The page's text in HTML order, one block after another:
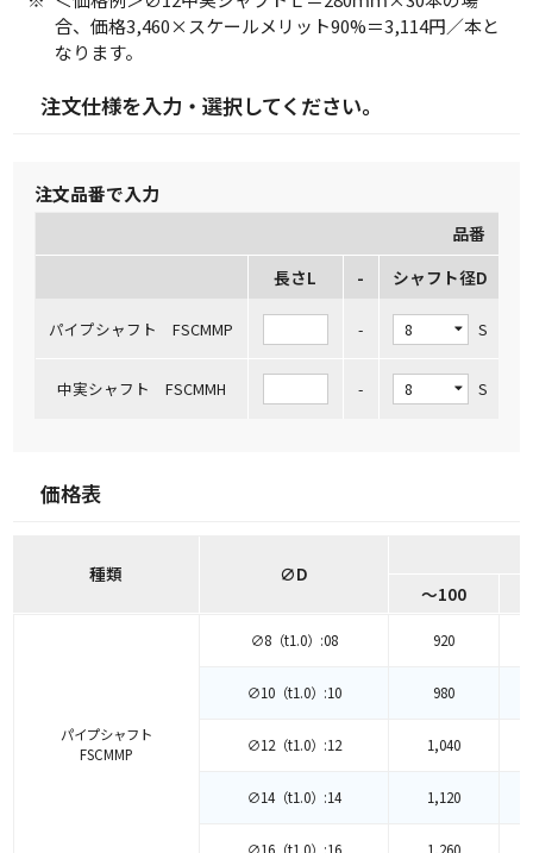
合、価格3,460×スケールメリット90%＝3,114円／本と
なります。
注文仕様を入力・選択してください。
注文品番で入力
品番
長さL
- シャフト径D
パイプシャフト FSCMMP - S
中実シャフト FSCMMH - S
価格表
種類
∅D
～100
パイプシャフト
FSCMMP
∅8（t1.0）:08 920
∅10（t1.0）:10 980
∅12（t1.0）:12 1,040
∅14（t1.0）:14 1,120